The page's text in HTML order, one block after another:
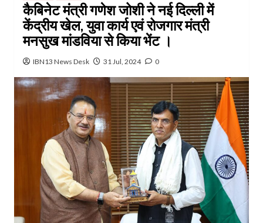
कैबिनेट मंत्री गणेश जोशी ने नई दिल्ली में
केंद्रीय खेल, युवा कार्य एवं रोजगार मंत्री
मनसुख मांडविया से किया भेंट ।
IBN13 News Desk 31 Jul, 2024 0